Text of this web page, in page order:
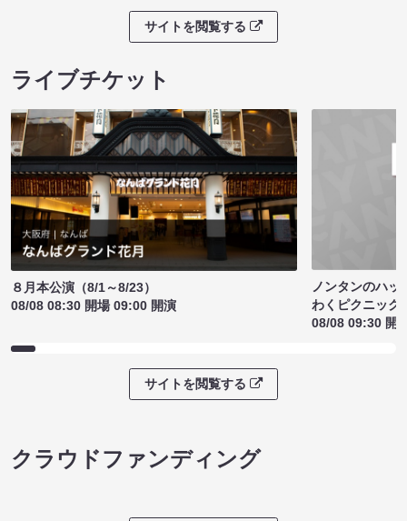
サイトを閲覧する
ライブチケット
８月本公演（8/1～8/23）
08/08 08:30 開場 09:00 開演
ノンタンのハッ
わくピクニック
08/08 09:30 開
サイトを閲覧する
クラウドファンディング